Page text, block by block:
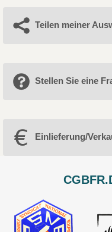
Teilen meiner
Stellen Sie eine
Einlieferung/